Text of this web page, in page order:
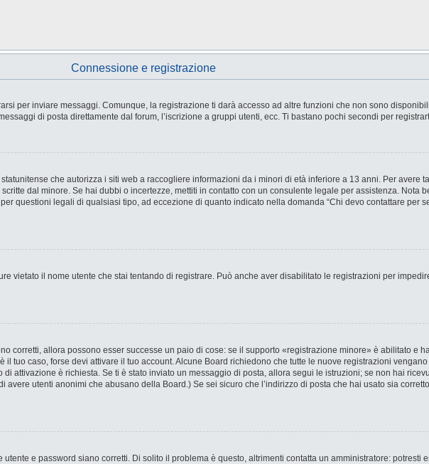
Connessione e registrazione
per inviare messaggi. Comunque, la registrazione ti darà accesso ad altre funzioni che non sono
di posta direttamente dal forum, l’iscrizione a gruppi utenti, ecc. Ti bastano pochi secondi per
che autorizza i siti web a raccogliere informazioni da i minori di età inferiore a 13 anni. Per avere
dal minore. Se hai dubbi o incertezze, mettiti in contatto con un consulente legale per assistenza. Nota
questioni legali di qualsiasi tipo, ad eccezione di quanto indicato nella domanda “Chi devo contattare per
vietato il nome utente che stai tentando di registrare. Può anche aver disabilitato le registrazioni per
corretti, allora possono esser successe un paio di cose: se il supporto «registrazione minore» è abilitato e
tuo caso, forse devi attivare il tuo account. Alcune Board richiedono che tutte le nuove registrazioni
attivazione è richiesta. Se ti è stato inviato un messaggio di posta, allora segui le istruzioni; se non hai
utenti anonimi che abusano della Board.) Se sei sicuro che l’indirizzo di posta che hai usato sia
e password siano corretti. Di solito il problema è questo, altrimenti contatta un amministratore: potresti